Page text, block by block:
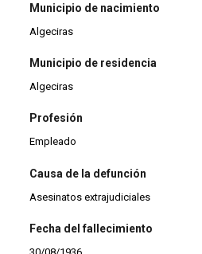
Municipio de nacimiento
Algeciras
Municipio de residencia
Algeciras
Profesión
Empleado
Causa de la defunción
Asesinatos extrajudiciales
Fecha del fallecimiento